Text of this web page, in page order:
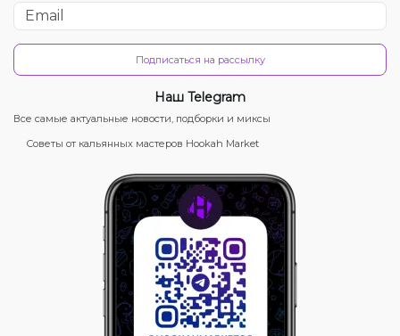
Подписаться на рассылку
Наш Telegram
Все самые актуальные новости, подборки и миксы
Советы от кальянных мастеров Hookah Market